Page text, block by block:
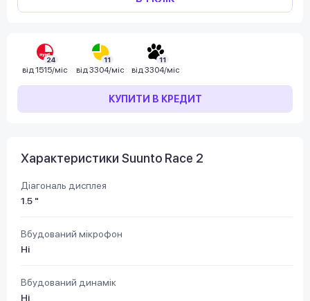
24
від 1515/міс
11
від 3304/міс
11
від 3304/міс
КУПИТИ В КРЕДИТ
Характеристики Suunto Race 2
Діагональ дисплея
1.5 "
Вбудований мікрофон
Ні
Вбудований динамік
Ні